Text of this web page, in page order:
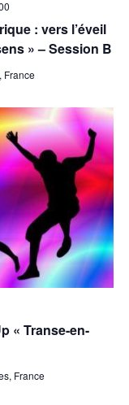
: vers l’éveil
» – Session B
France
« Transe-en-
France